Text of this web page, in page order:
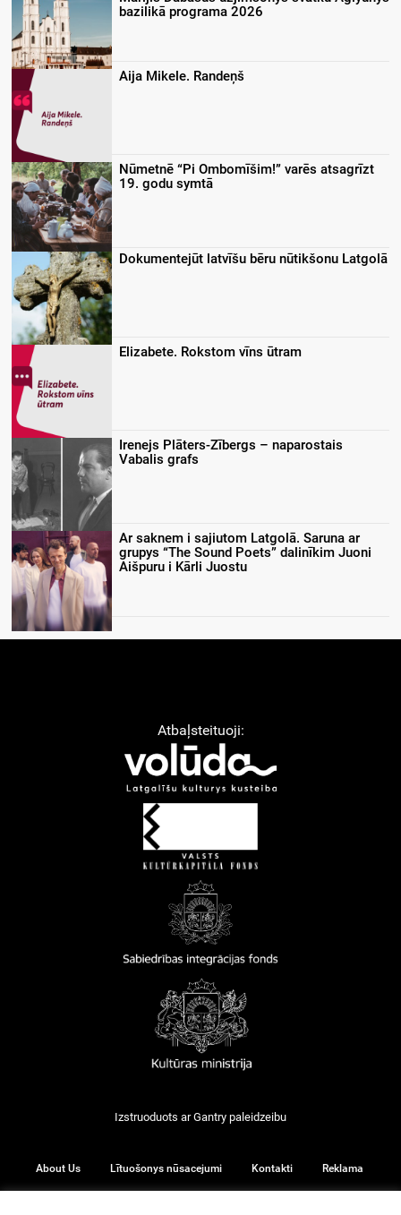
bazilikā programa 2026
Aija Mikele. Randeņš
Nūmetnē “Pi Ombomīšim!” varēs atsagrīzt
19. godu symtā
Dokumentejūt latvīšu bēru nūtikšonu Latgolā
Elizabete. Rokstom vīns ūtram
Irenejs Plāters-Zībergs – naparostais
Vabalis grafs
Ar saknem i sajiutom Latgolā. Saruna ar
grupys “The Sound Poets” dalinīkim Juoni
Aišpuru i Kārli Juostu
Atbaļsteituoji:
Izstruoduots arGantry paleidzeibu
About Us Lītuošonys nūsacejumi Kontakti Reklama